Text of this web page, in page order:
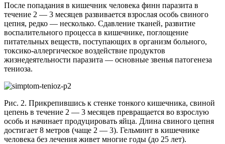
После попадания в кишечник человека финн паразита в
течение 2 — 3 месяцев развивается взрослая особь свиного
цепня, редко — несколько. Сдавление тканей, развитие
воспалительного процесса в кишечнике, поглощение
питательных веществ, поступающих в организм больного,
токсико-аллергическое воздействие продуктов
жизнедеятельности паразита — основные звенья патогенеза
тениоза.
Рис. 2. Прикрепившись к стенке тонкого кишечника, свиной
цепень в течение 2 — 3 месяцев превращается во взрослую
особь и начинает продуцировать яйца. Длина свиного цепня
достигает 8 метров (чаще 2 — 3). Гельминт в кишечнике
человека без лечения живет многие годы (до 25 лет).